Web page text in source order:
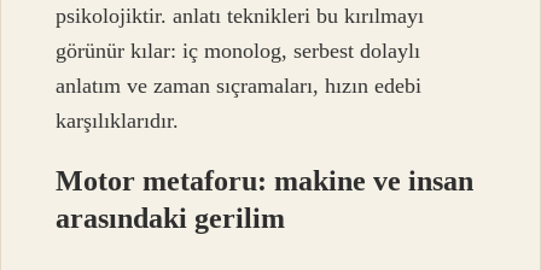
psikolojiktir.anlatı teknikleri bu kırılmayı
görünür kılar: iç monolog, serbest dolaylı
anlatım ve zaman sıçramaları, hızın edebi
karşılıklarıdır.
Motor metaforu: makine ve insan
arasındaki gerilim